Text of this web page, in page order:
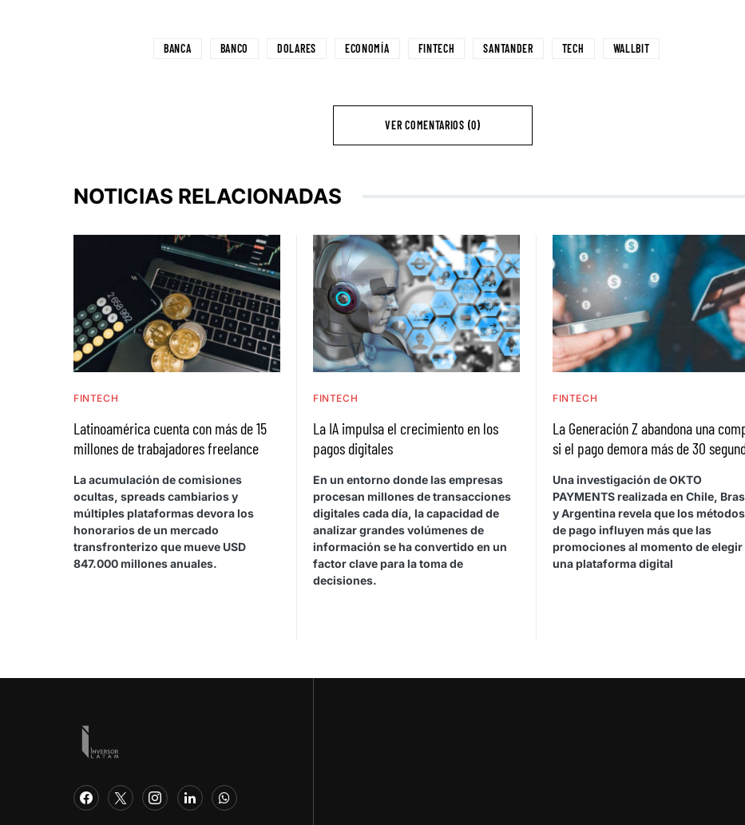
BANCA BANCO DOLARES ECONOMÍA FINTECH SANTANDER TECH WALLBIT
VER COMENTARIOS (0)
NOTICIAS RELACIONADAS
FINTECH
Latinoamérica cuenta con más de 15
millones de trabajadores freelance
La acumulación de comisiones
ocultas, spreads cambiarios y
múltiples plataformas devora los
honorarios de un mercado
transfronterizo que mueve USD
847.000 millones anuales.
FINTECH
La IA impulsa el crecimiento en los
pagos digitales
En un entorno donde las empresas
procesan millones de transacciones
digitales cada día, la capacidad de
analizar grandes volúmenes de
información se ha convertido en un
factor clave para la toma de
decisiones.
FINTECH
La Generación Z abandona una
si el pago demora más de 30
Una investigación de OKTO
PAYMENTS realizada en Chile,
y Argentina revela que los métodos
de pago influyen más que las
promociones al momento de elegir
una plataforma digital